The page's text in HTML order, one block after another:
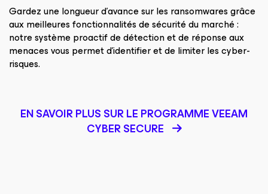
Gardez une longueur d’avance sur les ransomwares grâce
aux meilleures fonctionnalités de sécurité du marché :
notre système proactif de détection et de réponse aux
menaces vous permet d’identifier et de limiter les cyber-
risques.
EN SAVOIR PLUS SUR LE PROGRAMME VEEAM
CYBER SECURE